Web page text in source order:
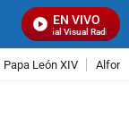
EN VIVO
Señal Visual Radio
Papa León XIV